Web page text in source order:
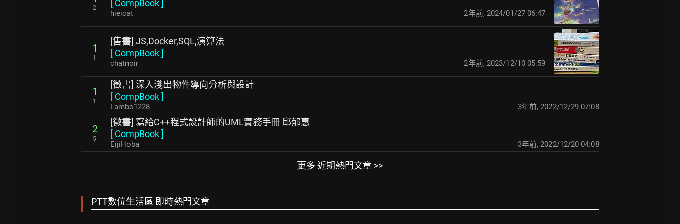
2
[ CompBook]
hieicat 2年前, 2024/01/27 06:47
1
1
[售書] JS,Docker,SQL,演算法
[ CompBook]
chatnoir 2年前, 2023/12/10 05:59
1
1
[徵書] 深入淺出物件導向分析與設計
[ CompBook]
Lambo1228 3年前, 2022/12/29 07:08
2
5
[徵書] 寫給C++程式設計師的UML實務手冊 邱郁惠
[ CompBook]
EijiHoba 3年前, 2022/12/20 04:08
更多 近期熱門文章 >>
PTT數位生活區 即時熱門文章